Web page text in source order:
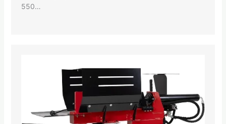
550…